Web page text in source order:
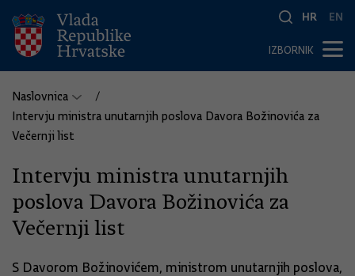
HR EN
IZBORNIK
Naslovnica
Intervju ministra unutarnjih poslova Davora Božinovića za
Večernji list
Intervju ministra unutarnjih
poslova Davora Božinovića za
Večernji list
S Davorom Božinovićem, ministrom unutarnjih poslova,